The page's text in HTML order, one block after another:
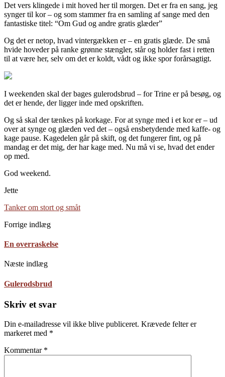
Det vers klingede i mit hoved her til morgen. Det er fra en sang, jeg
synger til kor – og som stammer fra en samling af sange med den
fantastiske titel: “Om Gud og andre gratis glæder”
Og det er netop, hvad vintergækken er – en gratis glæde. De små
hvide hoveder på ranke grønne stængler, står og holder fast i retten
til at være her, selv om det er koldt, vådt og ikke spor forårsagtigt.
I weekenden skal der bages gulerodsbrud – for Trine er på besøg, og
det er hende, der ligger inde med opskriften.
Og så skal der tænkes på korkage. For at synge med i et kor er – ud
over at synge og glæden ved det – også ensbetydende med kaffe- og
kage pause. Kagedelen går på skift, og det fungerer fint, og på
mandag er det mig, der har kage med. Nu må vi se, hvad det ender
op med.
God weekend.
Jette
Tanker om stort og småt
Forrige indlæg
En overraskelse
Næste indlæg
Gulerodsbrud
Skriv et svar
Din e-mailadresse vil ikke blive publiceret. Krævede felter er
markeret med *
Kommentar *